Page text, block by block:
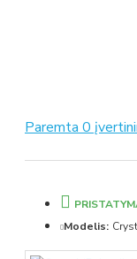
Paremta 0
Modelis: